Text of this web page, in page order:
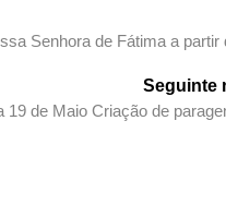
Senhora de Fátima a partir
Seguinte
19 de Maio Criação de